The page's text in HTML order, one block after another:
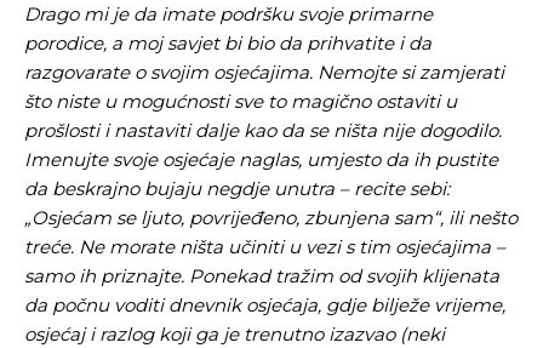
Ovim putem želimo da vam se zahvalimo što ste
odlučili da pustite Vašu priču da živi, Redakcija
Objavi.ba
[wpuf_form id=”7463”]
Ovim putem želimo da vam se zahvalimo što ste
odlučili da pustite Vašu priču da živi, Redakcija
Objavi.ba
[wpuf_form id=”7463”]
Drago mi je da imate podršku svoje primarne
porodice, a moj savjet bi bio da prihvatite i da
razgovarate o svojim osjećajima. Nemojte si zamjerati
što niste u mogućnosti sve to magično ostaviti u
prošlosti i nastaviti dalje kao da se ništa nije dogodilo.
Imenujte svoje osjećaje naglas, umjesto da ih pustite
da beskrajno bujaju negdje unutra – recite sebi:
„Osjećam se ljuto, povrijeđeno, zbunjena sam“, ili nešto
treće. Ne morate ništa učiniti u vezi s tim osjećajima –
samo ih priznajte. Ponekad tražim od svojih klijenata
da počnu voditi dnevnik osjećaja, gdje bilježe vrijeme,
osjećaj i razlog koji ga je trenutno izazvao (neki